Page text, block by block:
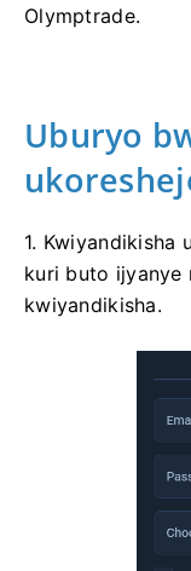
Olymptrade.
Uburyo
1. Kwiyandikisha
kuri buto ijyanye
kwiyandikisha.